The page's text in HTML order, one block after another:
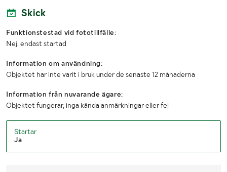
Skick
Funktionstestad vid fototillfälle:
Nej, endast startad
Information om användning:
Objektet har inte varit i bruk under de senaste 12 månaderna
Information från nuvarande ägare:
Objektet fungerar, inga kända anmärkningar eller fel
Startar
Ja